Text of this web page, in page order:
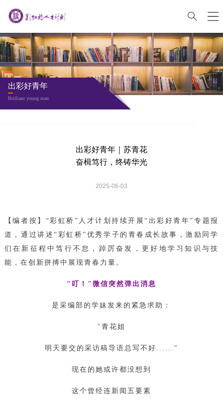
出彩好青年
Brilliant young man
出彩好青年｜苏青花
奋楫笃行，终铸华光
2025-06-03
【编者按】“彩虹桥”人才计划持续开展“出彩好青年”专题报
道，通过讲述“彩虹桥”优秀学子的青春成长故事，激励同学
们在新征程中笃行不怠，踔厉奋发，更好地学习知识与技
能，在创新拼搏中展现青春力量。
"叮！"微信突然弹出消息
是采编部的学妹发来的紧急求助：
"青花姐
明天要交的采访稿导语总写不好......"
现在的她或许都没想到
这个曾经连新闻五要素